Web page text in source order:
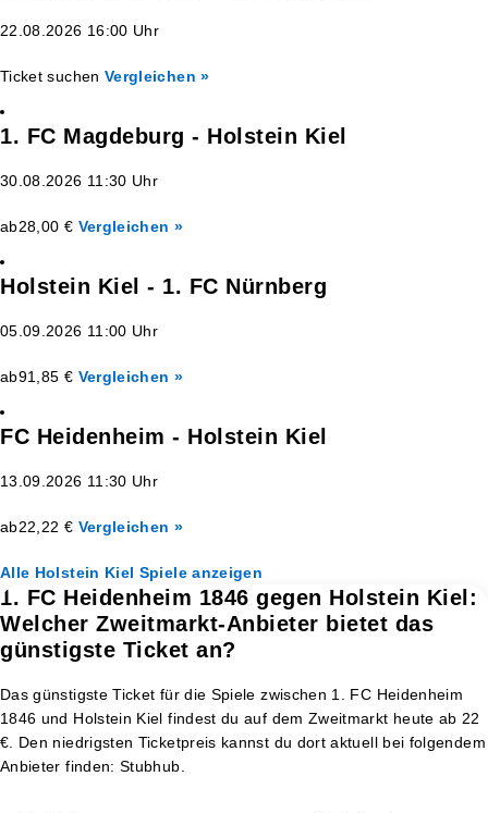
22.08.2026 16:00 Uhr
Ticket suchen Vergleichen »
1. FC Magdeburg - Holstein Kiel
30.08.2026 11:30 Uhr
ab28,00 € Vergleichen »
Holstein Kiel - 1. FC Nürnberg
05.09.2026 11:00 Uhr
ab91,85 € Vergleichen »
FC Heidenheim - Holstein Kiel
13.09.2026 11:30 Uhr
ab22,22 € Vergleichen »
Alle Holstein Kiel Spiele anzeigen
1. FC Heidenheim 1846 gegen Holstein Kiel:
Welcher Zweitmarkt-Anbieter bietet das
günstigste Ticket an?
Das günstigste Ticket für die Spiele zwischen 1. FC Heidenheim
1846 und Holstein Kiel findest du auf dem Zweitmarkt heute ab 22
€. Den niedrigsten Ticketpreis kannst du dort aktuell bei folgendem
Anbieter finden: Stubhub.